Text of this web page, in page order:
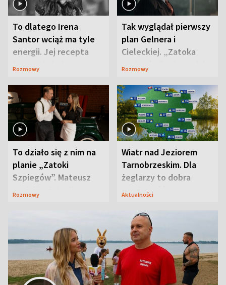
To dlatego Irena
Santor wciąż ma tyle
energii. Jej recepta
jest zaskakująco
Rozmowy
Tak wyglądał pierwszy
plan Gelnera i
Cieleckiej. „Zatoka
szpiegów” od razu ich
Rozmowy
To działo się z nim na
planie „Zatoki
Szpiegów”. Mateusz
Janicki odsłonił
Rozmowy
Wiatr nad Jeziorem
Tarnobrzeskim. Dla
żeglarzy to dobra
wiadomość
Aktualności